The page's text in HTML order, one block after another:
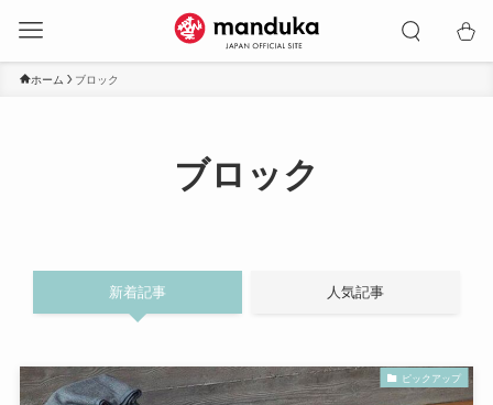
ホーム ブロック
ブロック
新着記事 人気記事
ピックアップ